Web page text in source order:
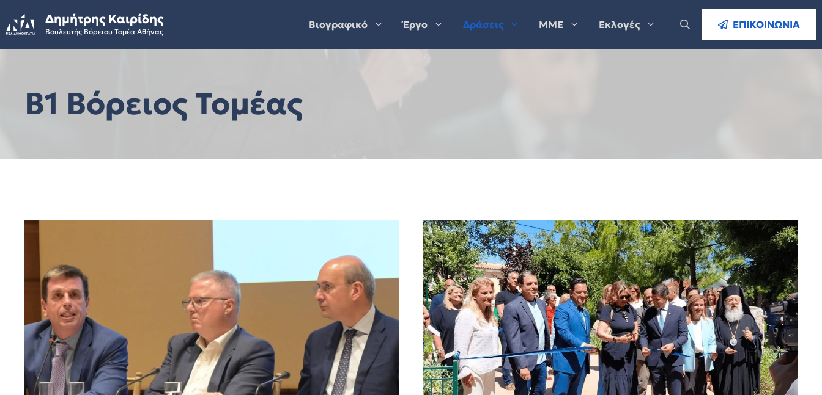
to
content
Δημήτρης Καιρίδης
Βουλευτής Βόρειου Τομέα Αθήνας
Βιογραφικό Έργο Δράσεις ΜΜΕ Εκλογές ΕΠΙΚΟΙΝΩΝΙΑ
Β1 Βόρειος Τομέας